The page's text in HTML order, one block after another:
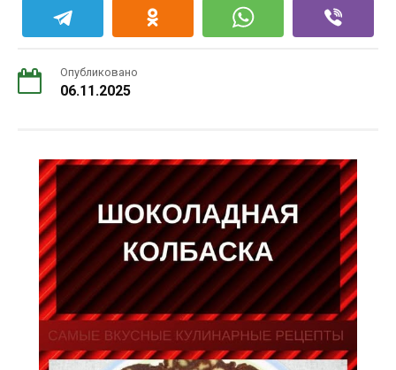
Опубликовано
06.11.2025